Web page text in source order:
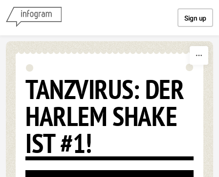
Sign up
TANZVIRUS: DER
HARLEM SHAKE
IST #1!